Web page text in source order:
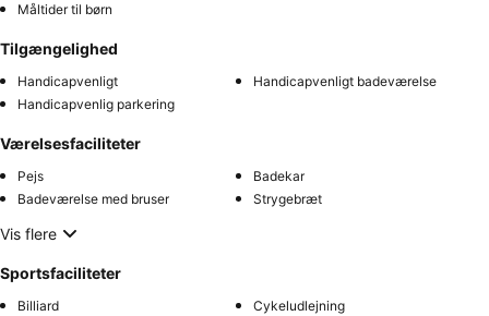
Måltider til børn
Tilgængelighed
Handicapvenligt
Handicapvenligt badeværelse
Handicapvenlig parkering
Værelsesfaciliteter
Pejs
Badekar
Badeværelse med bruser
Strygebræt
Vis flere
Sportsfaciliteter
Billiard
Cykeludlejning